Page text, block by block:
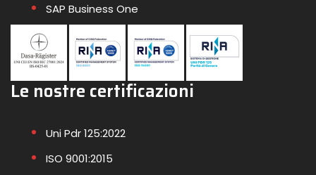
SAP Business One
Le nostre certificazioni
Uni Pdr 125:2022
ISO 9001:2015